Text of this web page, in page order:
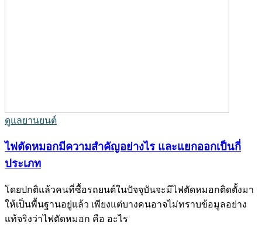
ดูแลยานยนต์
ไฟตัดหมอกมีความสำคัญอย่างไร และแยกออกเป็นกี่
ประเภท
โดยปกติแล้วคนที่ซื้อรถยนต์ในปัจจุบันจะมีไฟตัดหมอกติดตั้งมา
ให้เป็นพื้นฐานอยู่แล้ว เพียงแต่บางคนอาจไม่ทราบข้อมูลอย่าง
แท้จริงว่าไฟตัดหมอก คือ อะไร